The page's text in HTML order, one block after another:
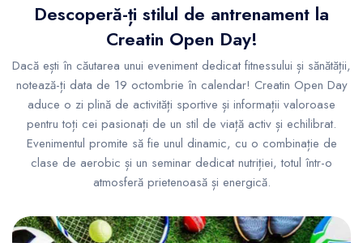
Descoperă-ți stilul de antrenament la
Creatin Open Day!
Dacă ești în căutarea unui eveniment dedicat fitnessului și sănătății,
notează-ți data de 19 octombrie în calendar! Creatin Open Day
aduce o zi plină de activități sportive și informații valoroase
pentru toți cei pasionați de un stil de viață activ și echilibrat.
Evenimentul promite să fie unul dinamic, cu o combinație de
clase de aerobic și un seminar dedicat nutriției, totul într-o
atmosferă prietenoasă și energică.